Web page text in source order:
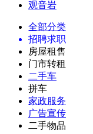
观音岩
全部分类
招聘求职
房屋租售
门市转租
二手车
拼车
家政服务
广告宣传
二手物品